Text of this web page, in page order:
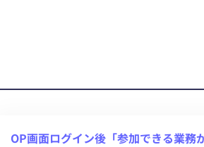
OP画面ログイン後「参加できる業務